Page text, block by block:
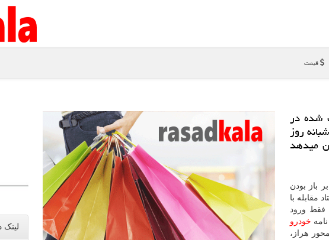
قیمت
شده در
در شبانه روز
نشان میدهد
باز بودن
با
فقط ورود
خودرو
مجاز است. وی افزود: هم اكنون تردد در ۵ محور هراز،
لینک